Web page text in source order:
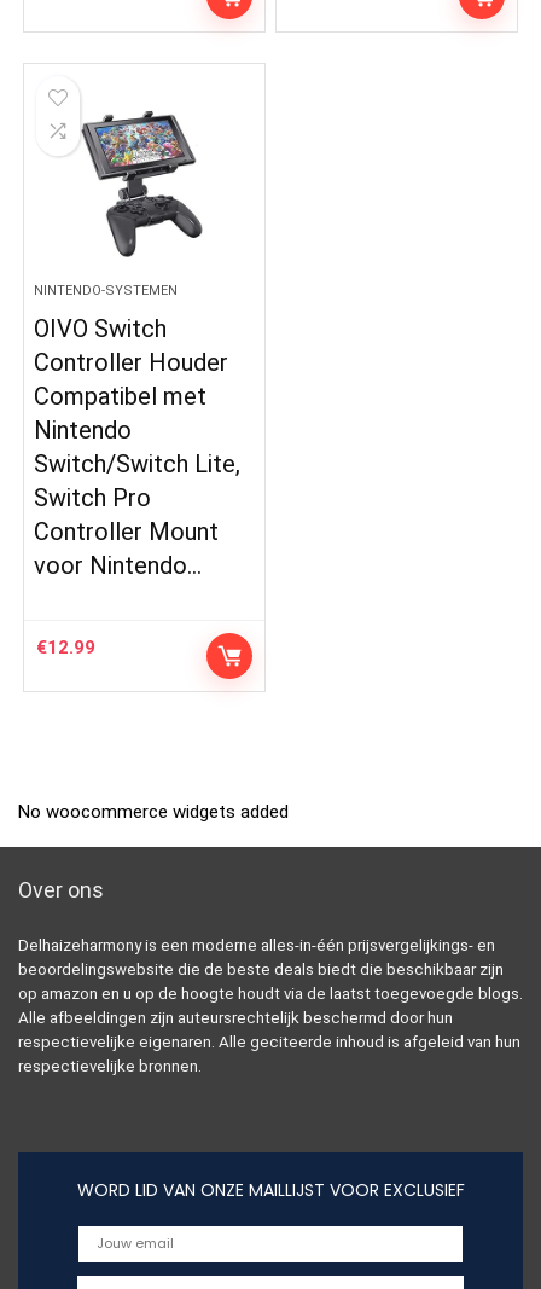
NINTENDO-SYSTEMEN
OIVO Switch
Controller Houder
Compatibel met
Nintendo
Switch/Switch Lite,
Switch Pro
Controller Mount
voor Nintendo…
€12.99
No woocommerce widgets added
Over ons
Delhaizeharmony is een moderne alles-in-één prijsvergelijkings- en
beoordelingswebsite die de beste deals biedt die beschikbaar zijn
op amazon en u op de hoogte houdt via de laatst toegevoegde blogs.
Alle afbeeldingen zijn auteursrechtelijk beschermd door hun
respectievelijke eigenaren. Alle geciteerde inhoud is afgeleid van hun
respectievelijke bronnen.
WORD LID VAN ONZE MAILLIJST VOOR EXCLUSIEF